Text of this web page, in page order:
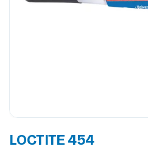
LOCTITE 454